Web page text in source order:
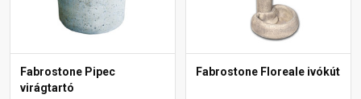
Fabrostone Pipec
virágtartó
Fabrostone Floreale ivókút